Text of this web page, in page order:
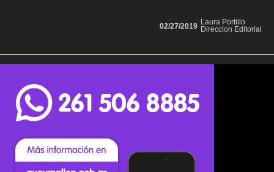
Laura Portillo
Direccion Editorial
02/27/2019